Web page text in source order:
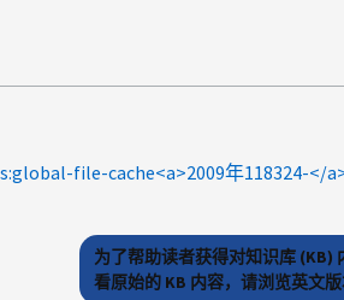
为了帮助读者获得对知识库 (KB)
看原始的 KB 内容，请浏览英文